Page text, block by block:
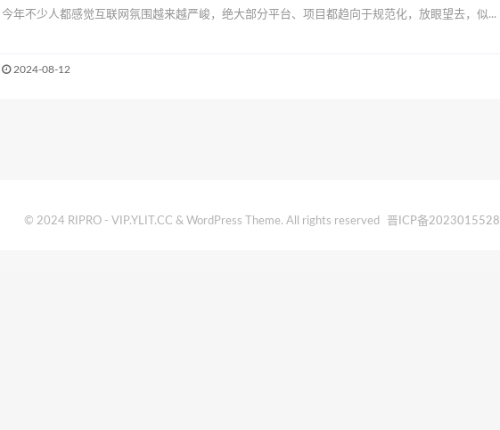
今年不少人都感觉互联网氛围越来越严峻，绝大部分平台、项目都趋向于规范化，放眼望去，似...
2024-08-12
© 2024 RIPRO - VIP.YLIT.CC & WordPress Theme. All rights reserved 晋ICP备